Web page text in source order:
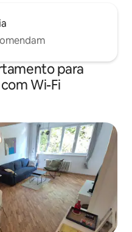
para
Wi-Fi
hóspedes